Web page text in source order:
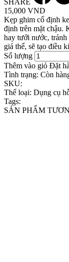
15,000 VND
Kẹp ghim cố định
định trên mặt chậu.
hay tưới nước,
giá thể, sẽ tạo điều
Số lượng
Thêm vào giỏ Đặt
Tình trạng: Còn
SKU:
Thể loại: Dụng cụ
Tags:
SẢN PHẨM